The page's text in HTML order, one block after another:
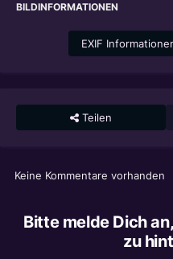
BILDINFORMATIONEN
EXIF
Teilen
Keine Kommentare vorhanden
Bitte melde Dich
zu